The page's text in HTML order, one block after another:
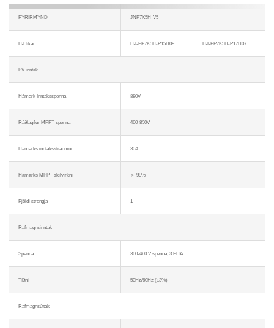
FYRIRMYND JNP7K5H-V5
HJ líkan HJ-PP7K5H-P15H09 HJ-PP7K5H-P17H07
PV inntak
Hámark Inntaksspenna 880V
Ráðlagður MPPT spenna 460-850V
Hámarks inntaksstraumur 30A
Hámarks MPPT skilvirkni ＞ 99%
Fjöldi strengja 1
Rafmagnsinntak
Spenna 360-460 V spenna, 3 PHA
Tíðni 50Hz/60Hz (±3%)
Rafmagnsúttak